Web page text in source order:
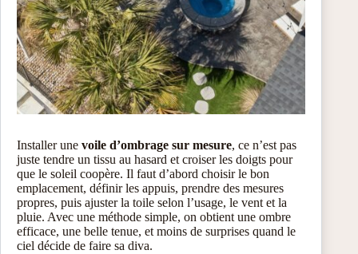
Installer une voile d’ombrage sur mesure, ce n’est pas
juste tendre un tissu au hasard et croiser les doigts pour
que le soleil coopère. Il faut d’abord choisir le bon
emplacement, définir les appuis, prendre des mesures
propres, puis ajuster la toile selon l’usage, le vent et la
pluie. Avec une méthode simple, on obtient une ombre
efficace, une belle tenue, et moins de surprises quand le
ciel décide de faire sa diva.